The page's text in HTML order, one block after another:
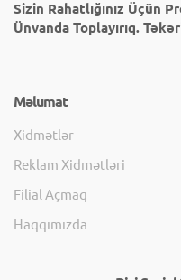
Sizin Rahatlığınız Üçün
Ünvanda Toplayırıq.
Məlumat
Xidmətlər
Reklam Xidmətləri
Filial Açmaq
Haqqımızda